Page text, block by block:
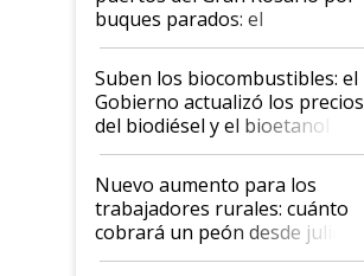
buques parados: el
funcionamiento de las
exportadoras en tensión tras
la medida de fuerza de los
prácticos
Suben los biocombustibles: el
Gobierno actualizó los precios
del biodiésel y el bioetanol
Nuevo aumento para los
trabajadores rurales: cuánto
cobrará un peón desde julio